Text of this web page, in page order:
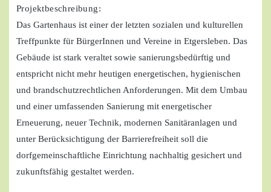
Projektbeschreibung:
Das Gartenhaus ist einer der letzten sozialen und kulturellen
Treffpunkte für BürgerInnen und Vereine in Etgersleben. Das
Gebäude ist stark veraltet sowie sanierungsbedürftig und
entspricht nicht mehr heutigen energetischen, hygienischen
und brandschutzrechtlichen Anforderungen. Mit dem Umbau
und einer umfassenden Sanierung mit energetischer
Erneuerung, neuer Technik, modernen Sanitäranlagen und
unter Berücksichtigung der Barrierefreiheit soll die
dorfgemeinschaftliche Einrichtung nachhaltig gesichert und
zukunftsfähig gestaltet werden.